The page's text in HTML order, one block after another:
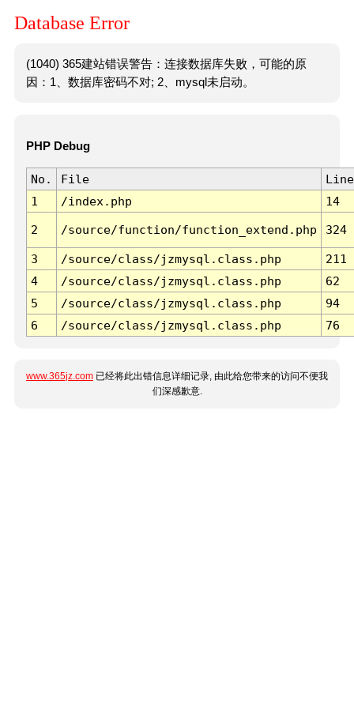
Database Error
(1040) 365建站错误警告：连接数据库失败，可能的原
因：1、数据库密码不对; 2、mysql未启动。
PHP Debug
No. File
Line
1
/index.php 14
2 /source/function/function_extend.php 324
3 /source/class/jzmysql.class.php
211
4
/source/class/jzmysql.class.php
62
5
/source/class/jzmysql.class.php
94
6
/source/class/jzmysql.class.php 76
www.365jz.com 已经将此出错信息详细记录, 由此给您带来的访问不便我
们深感歉意.